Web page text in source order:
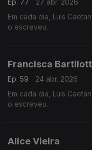
Ep. 77
27 abr. 2026
Em cada dia, Luís
o escreveu.
Francisca
Ep. 59
24 abr. 2026
Em cada dia, Luís
o escreveu.
Alice Vieira